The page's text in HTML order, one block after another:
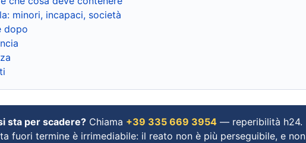
minori, incapaci, società
dopo
sta per scadere? Chiama +39 335 669 3954 — reperibilità h24.
fuori termine è irrimediabile: il reato non è più perseguibile, e non